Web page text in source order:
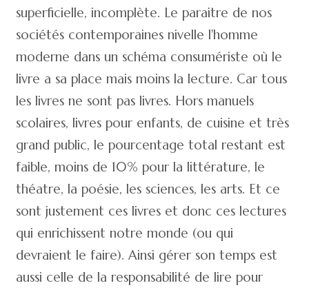
superficielle, incomplète. Le paraitre de nos
sociétés contemporaines nivelle l'homme
moderne dans un schéma consumériste où le
livre a sa place mais moins la lecture. Car tous
les livres ne sont pas livres. Hors manuels
scolaires, livres pour enfants, de cuisine et très
grand public, le pourcentage total restant est
faible, moins de 10% pour la littérature, le
théatre, la poésie, les sciences, les arts. Et ce
sont justement ces livres et donc ces lectures
qui enrichissent notre monde (ou qui
devraient le faire). Ainsi gérer son temps est
aussi celle de la responsabilité de lire pour